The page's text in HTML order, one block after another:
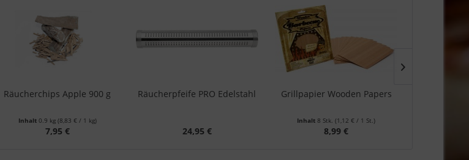
Räucherchips Apple 900 g
Inhalt 0.9 kg (8,83 € / 1 kg)
7,95 €
Räucherpfeife PRO Edelstahl
24,95 €
Grillpapier Wooden Papers
Inhalt8 Stk. (1,12 € / 1 St.)
8,99 €